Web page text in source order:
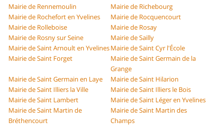
Mairie de Rennemoulin
Mairie de Richebourg
Mairie de Rochefort en Yvelines
Mairie de Rocquencourt
Mairie de Rolleboise
Mairie de Rosay
Mairie de Rosny sur Seine
Mairie de Sailly
Mairie de Saint Arnoult en YvelinesMairie de Saint Cyr l'École
Mairie de Saint Forget
Mairie de Saint Germain de la
Grange
Mairie de Saint Germain en Laye
Mairie de Saint Hilarion
Mairie de Saint Illiers la Ville
Mairie de Saint Illiers le Bois
Mairie de Saint Lambert
Mairie de Saint Léger en Yvelines
Mairie de Saint Martin de
Bréthencourt
Mairie de Saint Martin des
Champs